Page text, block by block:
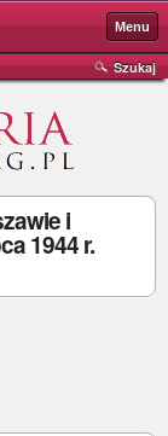
Menu
Szukaj
i
1944 r.